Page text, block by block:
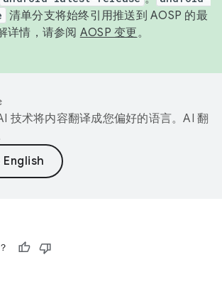
清单分支将始终引用推送到 AOSP 的最
详情，请参阅 AOSP 变更。
技术将内容翻译成您偏好的语言。AI 翻